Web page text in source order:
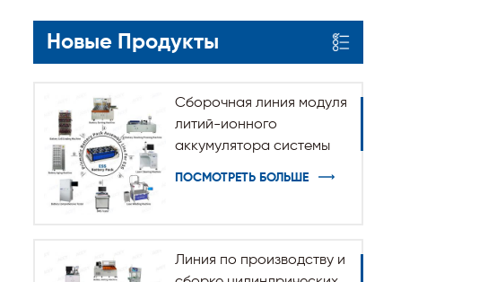
Новые Продукты
Сборочная линия модуля
литий-ионного
аккумулятора системы
ПОСМОТРЕТЬ БОЛЬШЕ
Линия по производству и